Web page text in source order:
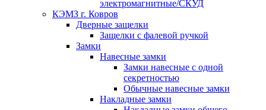
электромагнитные/СКУД
КЭМЗ г. Ковров
Дверные защелки
Защелки с фалевой ручкой
Замки
Навесные замки
Замки навесные с одной
секретностью
Обычные навесные замки
Накладные замки